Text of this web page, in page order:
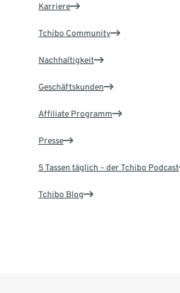
Karriere
Tchibo Community
Nachhaltigkeit
Geschäftskunden
Affiliate Programm
Presse
5 Tassen täglich – der Tchibo Podcast
Tchibo Blog